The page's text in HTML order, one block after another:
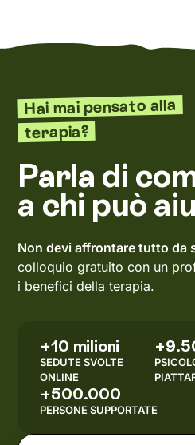
Hai mai pensato alla
terapia?
Parla di
a chi può
Non devi affrontare tutto da
colloquio gratuito con un
i benefici della terapia.
+10 milioni
SEDUTE SVOLTE
ONLINE
+500.000
PERSONE SUPPORTATE